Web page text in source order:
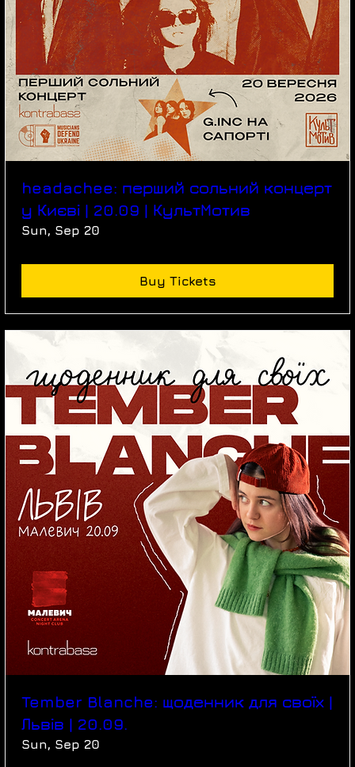
headachee: перший сольний концерт
у Києві | 20.09 | КультМотив
Sun, Sep 20
Buy Tickets
Tember Blanche: щоденник для своїх |
Львів | 20.09.
Sun, Sep 20